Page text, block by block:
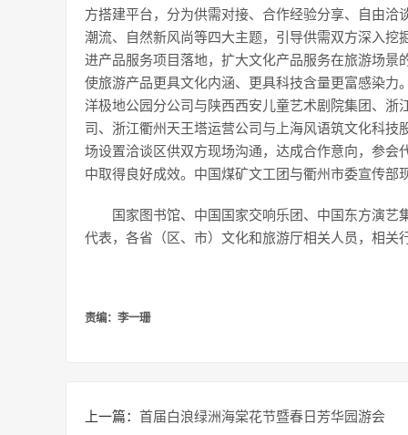
方搭建平台，分为供需对接、合作经验分享、自由
潮流、自然新风尚等四大主题，引导供需双方深入
进产品服务项目落地，扩大文化产品服务在旅游场
使旅游产品更具文化内涵、更具科技含量更富感染
洋极地公园分公司与陕西西安儿童艺术剧院集团、
司、浙江衢州天王塔运营公司与上海风语筑文化科
场设置洽谈区供双方现场沟通，达成合作意向，参
中取得良好成效。中国煤矿文工团与衢州市委宣传部
国家图书馆、中国国家交响乐团、中国东方演
代表，各省（区、市）文化和旅游厅相关人员，相
责编：李一珊
上一篇： ​首届白浪绿洲海棠花节暨春日芳华园游会